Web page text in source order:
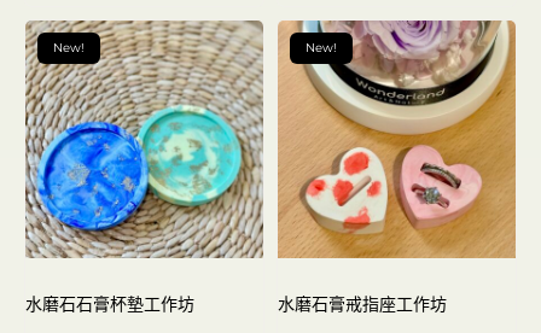
New!
水磨石石膏杯墊工作坊
New!
水磨石膏戒指座工作坊